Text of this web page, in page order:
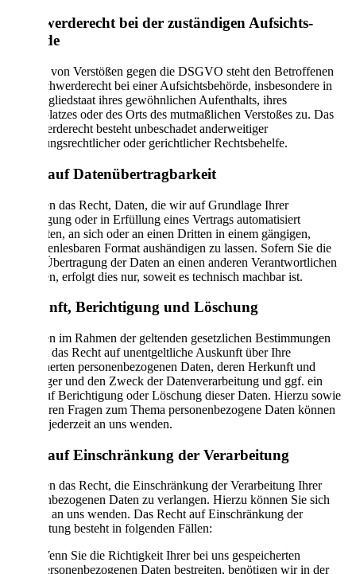
Beschwerde­recht bei der zuständigen Aufsichts­
behörde
Im Falle von Verstößen gegen die DSGVO steht den Betroffenen
ein Beschwerderecht bei einer Aufsichtsbehörde, insbesondere in
dem Mitgliedstaat ihres gewöhnlichen Aufenthalts, ihres
Arbeitsplatzes oder des Orts des mutmaßlichen Verstoßes zu. Das
Beschwerderecht besteht unbeschadet anderweitiger
verwaltungsrechtlicher oder gerichtlicher Rechtsbehelfe.
Recht auf Daten­übertrag­barkeit
Sie haben das Recht, Daten, die wir auf Grundlage Ihrer
Einwilligung oder in Erfüllung eines Vertrags automatisiert
verarbeiten, an sich oder an einen Dritten in einem gängigen,
maschinenlesbaren Format aushändigen zu lassen. Sofern Sie die
direkte Übertragung der Daten an einen anderen Verantwortlichen
verlangen, erfolgt dies nur, soweit es technisch machbar ist.
Auskunft, Berichtigung und Löschung
Sie haben im Rahmen der geltenden gesetzlichen Bestimmungen
jederzeit das Recht auf unentgeltliche Auskunft über Ihre
gespeicherten personenbezogenen Daten, deren Herkunft und
Empfänger und den Zweck der Datenverarbeitung und ggf. ein
Recht auf Berichtigung oder Löschung dieser Daten. Hierzu sowie
zu weiteren Fragen zum Thema personenbezogene Daten können
Sie sich jederzeit an uns wenden.
Recht auf Einschränkung der Verarbeitung
Sie haben das Recht, die Einschränkung der Verarbeitung Ihrer
personenbezogenen Daten zu verlangen. Hierzu können Sie sich
jederzeit an uns wenden. Das Recht auf Einschränkung der
Verarbeitung besteht in folgenden Fällen:
Wenn Sie die Richtigkeit Ihrer bei uns gespeicherten
personenbezogenen Daten bestreiten, benötigen wir in der